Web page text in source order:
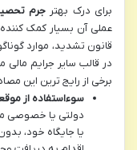
برای درک بهتر جرم
قانون تشدید، موارد
در قالب سایر جرایم مالی
برخی از رایج ترین این
سوءاستفاده از
دولتی یا خصوصی
یا جایگاه خود،